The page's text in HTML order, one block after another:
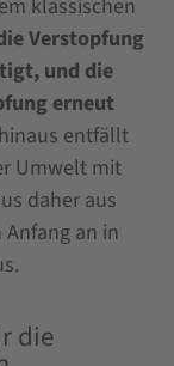
klassischen
Verstopfung
und die
erneut
entfällt
Umwelt mit
daher aus
an in
die